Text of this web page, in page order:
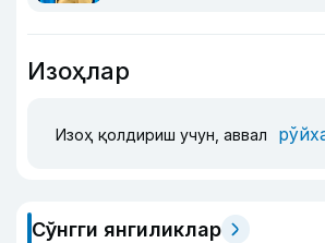
Изоҳлар
Изоҳ қолдириш учун, аввал
Сўнгги янгиликлар